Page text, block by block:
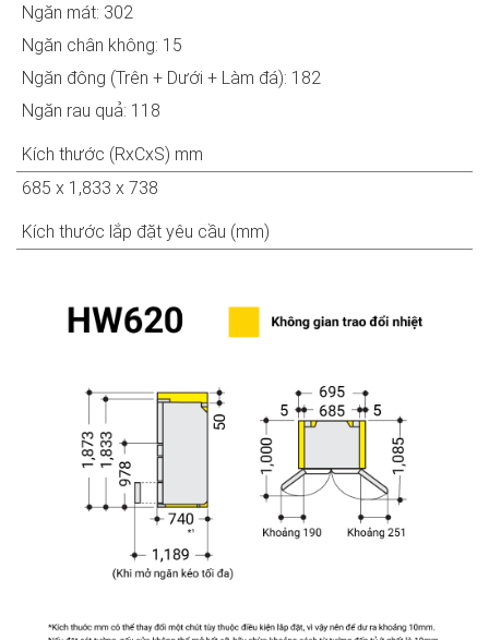
Ngăn mát: 302
Ngăn chân không: 15
Ngăn đông (Trên + Dưới + Làm đá): 182
Ngăn rau quả: 118
Kích thước (RxCxS) mm
685 x 1,833 x 738
Kích thước lắp đặt yêu cầu (mm)